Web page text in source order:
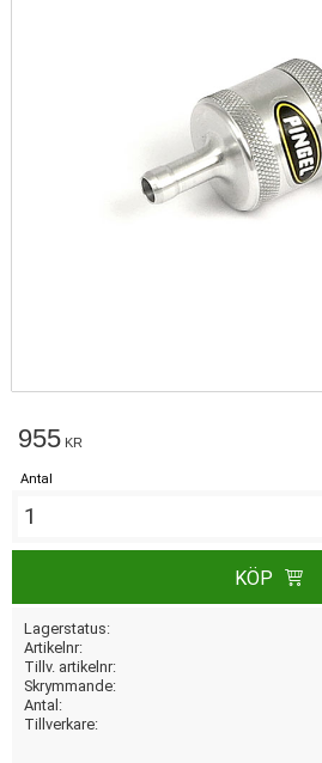
955 KR
Antal
KÖP
Lagerstatus
Artikelnr
Tillv. artikelnr
Skrymmande
Antal
Tillverkare